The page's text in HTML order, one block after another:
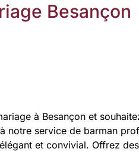
Besançon
à Besançon et
notre service de barman
et convivial. Offrez